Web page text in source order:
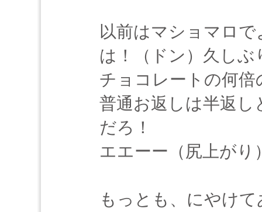
以前はマショマロ
は！（ドン）久し
チョコレートの何
普通お返しは半返
だろ！
エエーー（尻上がり
もっとも、にやけ